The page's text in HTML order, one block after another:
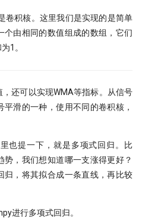
卷积核。这里我们是实现的是简单
个由相同的数值组成的数组，它们
1。
还可以实现WMA等指标。从信号
滑的一种，使用不同的卷积核，
也提一下，就是多项式回归。比
，我们想知道哪一支涨得更好？
归，将其拟合成一条直线，再比较
进行多项式回归。